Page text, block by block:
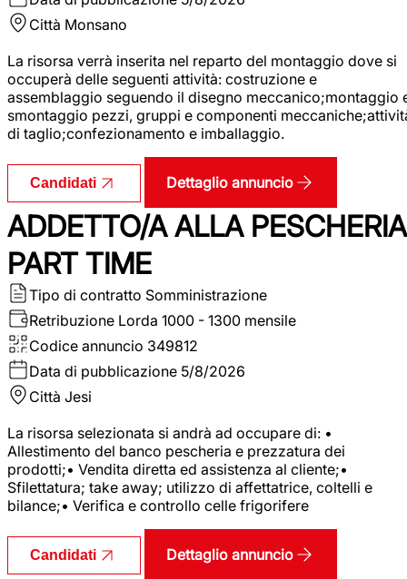
Città Monsano
La risorsa verrà inserita nel reparto del montaggio dove si
occuperà delle seguenti attività: costruzione e
assemblaggio seguendo il disegno meccanico;montaggio
smontaggio pezzi, gruppi e componenti
di taglio;confezionamento e imballaggio.
Candidati Dettaglio annuncio
ADDETTO/A ALLA PESCHERIA
PART TIME
Tipo di contratto Somministrazione
Retribuzione Lorda 1000 - 1300 mensile
Codice annuncio 349812
Data di pubblicazione 5/8/2026
Città Jesi
La risorsa selezionata si andrà ad occupare di: •
Allestimento del banco pescheria e prezzatura dei
prodotti;• Vendita diretta ed assistenza al cliente;•
Sfilettatura; take away; utilizzo di affettatrice, coltelli e
bilance;• Verifica e controllo celle frigorifere
Candidati Dettaglio annuncio